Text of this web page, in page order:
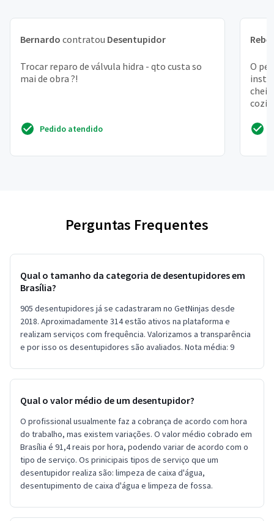
Bernardo contratou Desentupidor
Trocar reparo de válvula hidra - qto custa so
mai de obra ?!
Pedido atendido
O
Perguntas Frequentes
Qual o tamanho da categoria de desentupidores em
Brasília?
905 desentupidores já se cadastraram no GetNinjas desde
2018. Aproximadamente 314 estão ativos na plataforma e
realizam serviços com frequência. Valorizamos a transparência
e por isso os desentupidores são avaliados. Nota média: 9
Qual o valor médio de um desentupidor?
O profissional usualmente faz a cobrança de acordo com hora
do trabalho, mas existem variações. O valor médio cobrado em
Brasília é 91,4 reais por hora, podendo variar de acordo com o
tipo de serviço. Os prinicipais tipos de serviço que um
desentupidor realiza são: limpeza de caixa d'água,
desentupimento de caixa d'água e limpeza de fossa.